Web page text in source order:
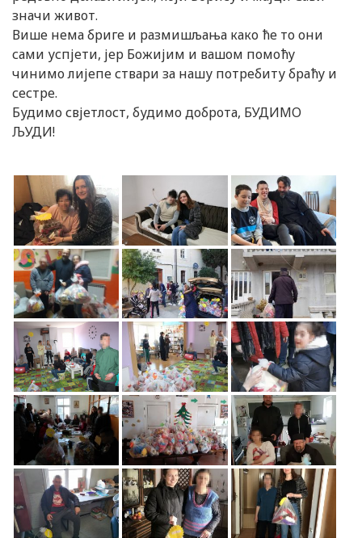
значи живот.
Више нема бриге и размишљања како ће то они
сами успјети, јер Божијим и вашом помоћу
чинимо лијепе ствари за нашу потребиту браћу и
сестре.
Будимо свјетлост, будимо доброта, БУДИМО
ЉУДИ!